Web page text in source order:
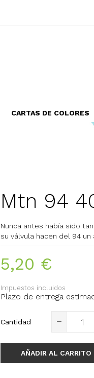
CARTAS DE COLORES
Mtn 94
Nunca antes había sido
su válvula hacen del 94
5,20 €
Impuestos incluidos
Plazo de entrega
Cantidad
AÑADIR AL CARRITO